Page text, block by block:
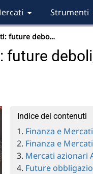
Strumenti
future debo…
future
Indice dei contenuti
Finanza e
Finanza e
Mercati azionari
Future